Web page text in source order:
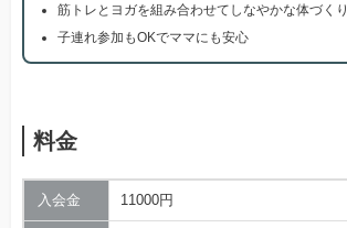
筋トレとヨガを組み合わせてしなやかな体づくり
子連れ参加もOKでママにも安心
料金
入会金 11000円